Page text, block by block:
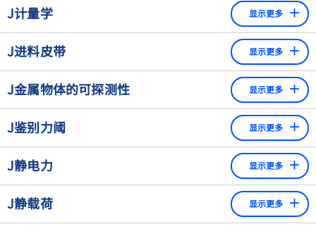
须输出重量值的时间段不是秤，而是生产速度。动态检重秤
永久集成到生产线中，并以通常20到200件/分钟的吞吐率检
查生产中的产品，最高甚至可达600件/分钟。有不同类型的
检重秤：根据它们的使用位置，它们被分类为产线中或产线
终端检重秤。如果灌装和包装机由于非常高的容量要求而在
多个轨道上并行输送产品，那么还有多轨道检重秤。将检重
秤与金属检测机（关键控制点，CCP）相结合的组合装置提
供了一种节省空间的解决方案，因为它们同时使用所需的称
更多信息请参考 "
作为比较，小的X光源会导致一个边缘鲜明的阴影，因此
图像清晰度更高。
应变化。
品，例如书籍。然而，它们不会传输价格，而是将重量信息
传输给贴标机或类似设备，以便给包装贴上标签。
J计量学 显示更多
测量尺寸和重量的科学。尺寸和重量的确定和控制是一项主
权权利，通常由今天的国家机构行使。
J进料皮带 显示更多
进料皮带是设备进料器和称量皮带之间的连接部分。皮带速
度与称重皮带的速度相同。从设备进料器到秤的进料皮带的
过渡应设置为平滑过渡，产品方向不改变。因此，产品不能
倾斜、翻滚或翻倒。必须避免液体产品内容物的"晃动"。一
般来说，如果产品的长度下降到低于滚筒直径的两倍，那么
皮带之间的过渡就很关键。在这种情况下，可以通过使用过
J金属物体的可探测性 显示更多
金属物体的可探测性取决于金属颗粒通过检测机通道的位
置。一个球总是具有相同的几何比例，无论它朝向哪个方
向。然而，一个不对称的金属部分，如一块金属丝，将引起
较小或较大的信号，这取决于有多少"场线"受到影响。
J鉴别力阈 显示更多
轻轻地从秤盘中加入或移出，导致所显示的读数发生可察觉
变化的最小变化量。
J静电力 显示更多
是在非导电物体或容器（如玻璃或塑料）带电时产生的，例
如，从一个容器倒入另一个容器。可以通过保持足够的空气
湿度或使用与秤盘连接的导电金属外壳来防止静电。静电显
J静载荷 显示更多